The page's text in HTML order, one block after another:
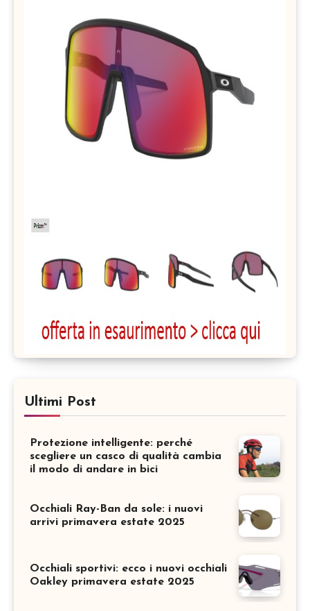
Ultimi Post
Protezione intelligente: perché
scegliere un casco di qualità cambia
il modo di andare in bici
Occhiali Ray-Ban da sole: i nuovi
arrivi primavera estate 2025
Occhiali sportivi: ecco i nuovi occhiali
Oakley primavera estate 2025